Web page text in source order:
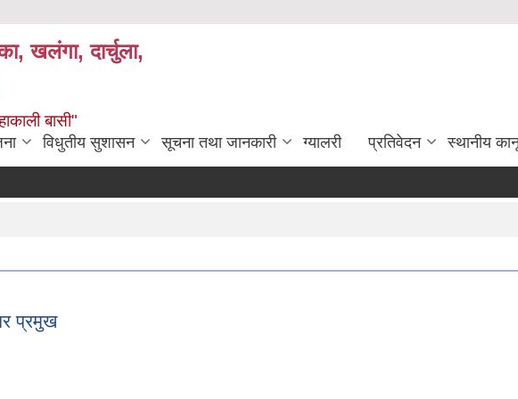
खलंगा, दार्चुला,
बासी"
विधुतीय सुशासन सूचना तथा जानकारी ग्यालरी प्रतिवेदन स्थानीय
प्रमुख